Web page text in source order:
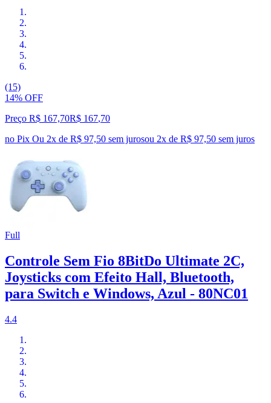
(15)
14% OFF
Preço R$ 167,70R$ 167,70
no Pix Ou 2x de R$ 97,50 sem jurosou 2x de R$ 97,50 sem juros
Full
Controle Sem Fio 8BitDo Ultimate 2C,
Joysticks com Efeito Hall, Bluetooth,
para Switch e Windows, Azul - 80NC01
4.4